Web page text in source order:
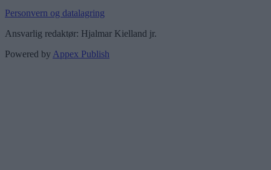
Personvern og datalagring
Ansvarlig redaktør: Hjalmar Kielland jr.
Powered by Appex Publish